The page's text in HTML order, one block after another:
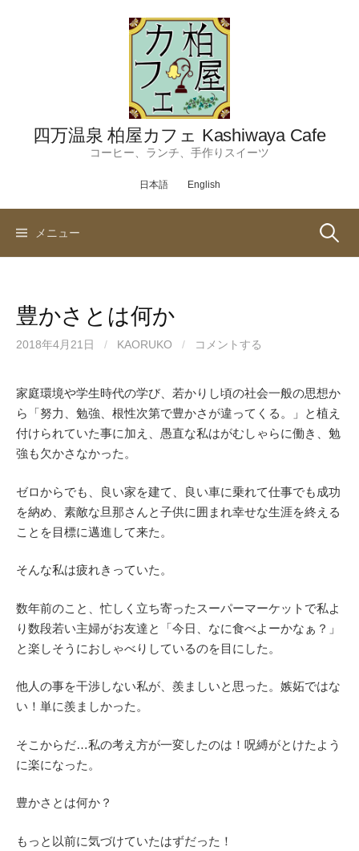
四万温泉 柏屋カフェ Kashiwaya Cafe
コーヒー、ランチ、手作りスイーツ
日本語 English
メニュー 検
豊かさとは何か
2018年4月21日 / KAORUKO / コメントする
家庭環境や学生時代の学び、若かりし頃の社会一般の思想か
ら「努力、勉強、根性次第で豊かさが違ってくる。」と植え
付けられていた事に加え、愚直な私はがむしゃらに働き、勉
強も欠かさなかった。
ゼロからでも、良い家を建て、良い車に乗れて仕事でも成功
を納め、素敵な旦那さんと子供に囲まれ幸せな生涯を終える
ことを目標に邁進して来た。
そんな私は疲れきっていた。
数年前のこと、忙しく立ち寄ったスーパーマーケットで私よ
り数段若い主婦がお友達と「今日、なに食べよーかなぁ？」
と楽しそうにおしゃべりしているのを目にした。
他人の事を干渉しない私が、羨ましいと思った。嫉妬ではな
い！単に羨ましかった。
そこからだ…私の考え方が一変したのは！呪縛がとけたよう
に楽になった。
豊かさとは何か？
もっと以前に気づけていたはずだった！